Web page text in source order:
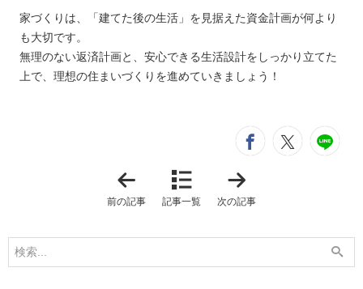
家づくりは、「建てた後の生活」を見据えた資金計画が何より
も大切です。
無理のない返済計画と、安心できる生活設計をしっかり立てた
上で、理想の住まいづくりを進めていきましょう！
entry333シ
家
前の記事 記事一覧
家
次の記事